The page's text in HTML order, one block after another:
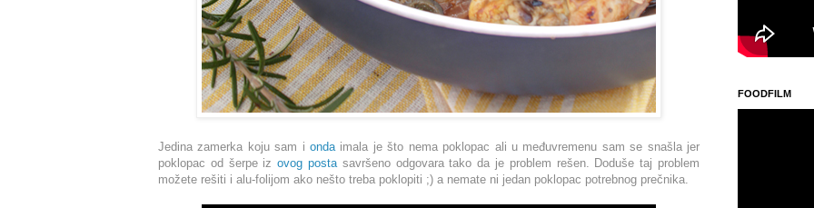
Jedina zamerka koju sam iondaimala je što nema poklopac ali u međuvremenu sam se snašla jer
poklopac od šerpe izovog postasavršeno odgovara tako da je problem rešen. Doduše taj problem
možete rešiti i alu-folijom ako nešto treba poklopiti ;) a nemate ni jedan poklopac potrebnog prečnika.
FOODFILM